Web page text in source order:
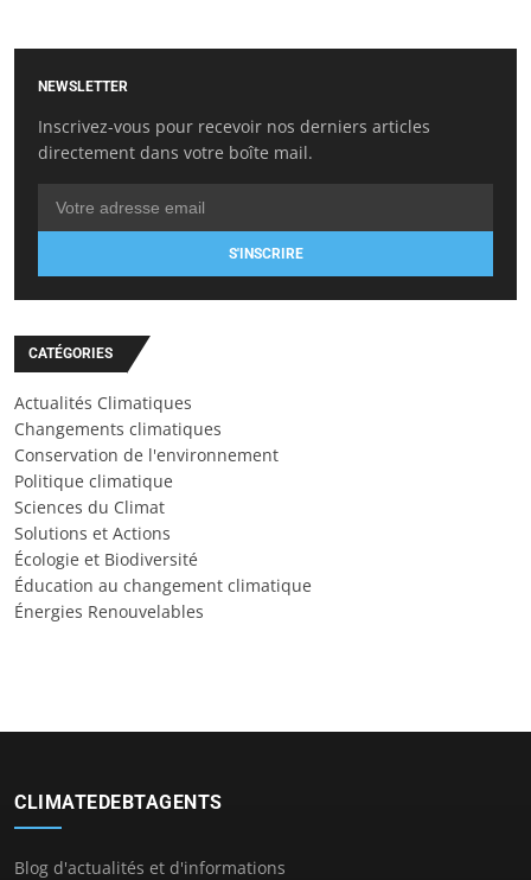
NEWSLETTER
Inscrivez-vous pour recevoir nos derniers articles
directement dans votre boîte mail.
S'INSCRIRE
CATÉGORIES
Actualités Climatiques
Changements climatiques
Conservation de l'environnement
Politique climatique
Sciences du Climat
Solutions et Actions
Écologie et Biodiversité
Éducation au changement climatique
Énergies Renouvelables
CLIMATEDEBTAGENTS
Blog d'actualités et d'informations